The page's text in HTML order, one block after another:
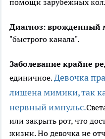
помощи зарубежных
Диагноз: врожденный
"быстрого канала".
Заболевание крайне
единичное.Девочка
лишена мимики, так
нервный импульс.
или закрыть рот, что
жизни. Но девочка не